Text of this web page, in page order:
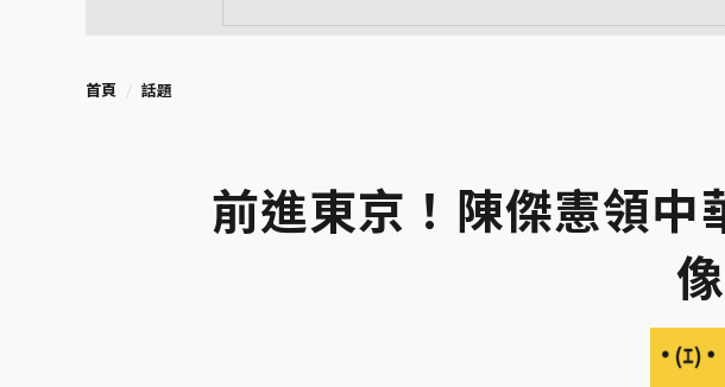
首頁 話題
前進東京！陳傑憲領